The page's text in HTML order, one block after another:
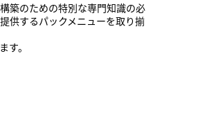
築のための特別な専門知識の必
供するパックメニューを取り揃
。